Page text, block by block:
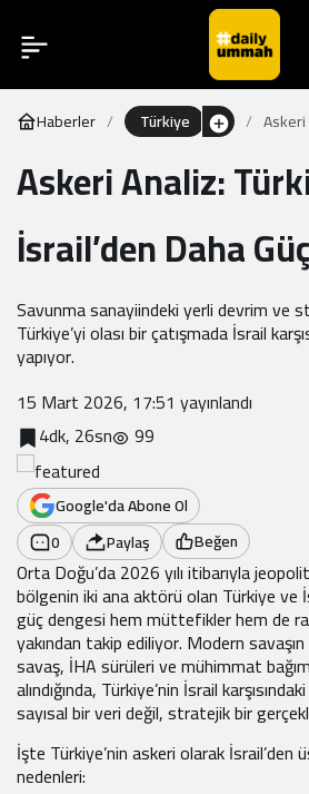
Haberler Türkiye
Askeri Analiz:
İsrail’den Daha
Savunma sanayiindeki yerli devrim ve
Türkiye’yi olası bir çatışmada İsrail
yapıyor.
15 Mart 2026, 17:51 yayınlandı
4dk, 26sn
99
Google'da Abone Ol
0
Paylaş Beğen
Orta Doğu’da 2026 yılı itibarıyla
bölgenin iki ana aktörü olan Türkiye ve
güç dengesi hem müttefikler hem de
yakından takip ediliyor. Modern
savaş, İHA sürüleri ve mühimmat
alındığında, Türkiye’nin İsrail
sayısal bir veri değil, stratejik bir
İşte Türkiye’nin askeri olarak İsrail’den
nedenleri: